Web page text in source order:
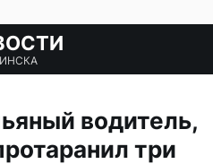
водитель,
три